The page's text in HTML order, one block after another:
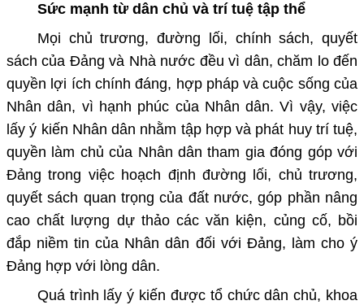
Sức mạnh từ dân chủ và trí tuệ tập thể
Mọi chủ trương, đường lối, chính sách, quyết
sách của Đảng và Nhà nước đều vì dân, chăm lo đến
quyền lợi ích chính đáng, hợp pháp và cuộc sống của
Nhân dân, vì hạnh phúc của Nhân dân. Vì vậy, việc
lấy ý kiến Nhân dân nhằm tập hợp và phát huy trí tuệ,
quyền làm chủ của Nhân dân tham gia đóng góp với
Đảng trong việc hoạch định đường lối, chủ trương,
quyết sách quan trọng của đất nước, góp phần nâng
cao chất lượng dự thảo các văn kiện, củng cố, bồi
đắp niềm tin của Nhân dân đối với Đảng, làm cho ý
Đảng hợp với lòng dân.
Quá trình lấy ý kiến được tổ chức dân chủ, khoa